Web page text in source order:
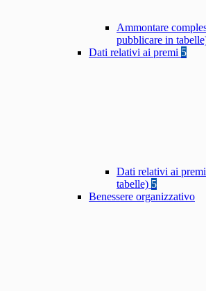
Ammontare
pubblicare in
Dati relativi ai premi 5
Dati relativi ai
tabelle) 5
Benessere organizzativo